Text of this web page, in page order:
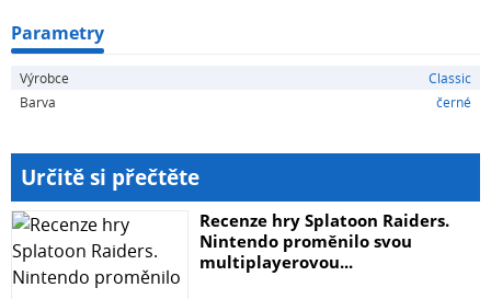
Parametry
Výrobce
Classic
Barva
černé
Určitě si přečtěte
Recenze hry Splatoon Raiders.
Nintendo proměnilo svou
multiplayerovou...